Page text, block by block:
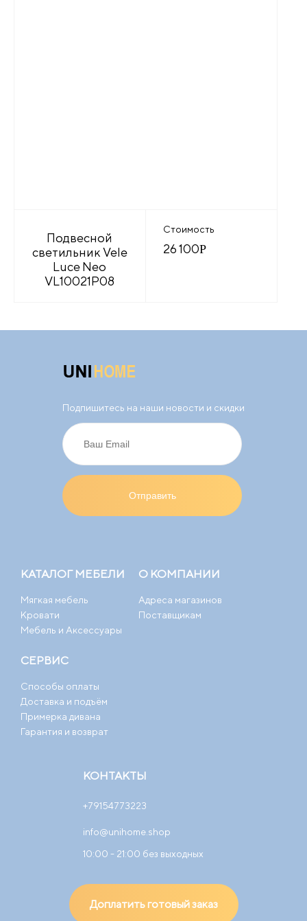
Подвесной
светильник Vele
Luce Neo
VL10021P08
Стоимость
26 100Р
Подпишитесь на наши новости и скидки
КАТАЛОГ МЕБЕЛИ
Мягкая мебель
Кровати
Мебель и Аксессуары
О КОМПАНИИ
Адреса магазинов
Поставщикам
СЕРВИС
Способы оплаты
Доставка и подъём
Примерка дивана
Гарантия и возврат
КОНТАКТЫ
+79154773223
info@unihome.shop
10:00 - 21:00 без выходных
Доплатить готовый заказ